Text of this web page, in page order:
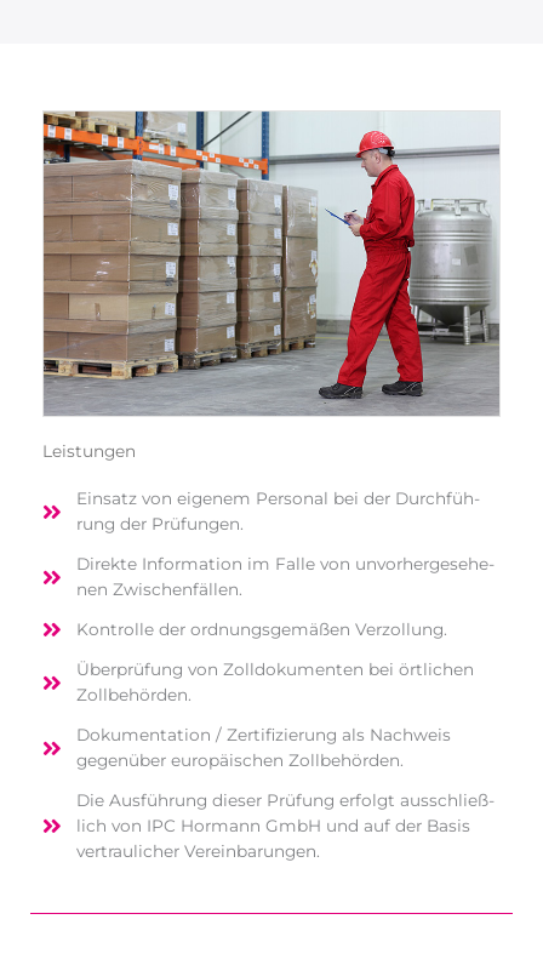
Leis­tun­gen
Ein­satz von eige­nem Per­so­nal bei der Durch­füh­
rung der Prüfungen.
Direk­te Infor­ma­ti­on im Fal­le von unvor­her­ge­se­he­
nen Zwischenfällen.
Kon­trol­le der ord­nungs­ge­mä­ßen Verzollung.
Über­prü­fung von Zoll­do­ku­men­ten bei ört­li­chen
Zollbehörden.
Doku­men­ta­ti­on / Zer­ti­fi­zie­rung als Nach­weis
gegen­über euro­päi­schen Zollbehörden.
Die Aus­füh­rung die­ser Prü­fung erfolgt aus­schließ­
lich von IPC Hor­mann GmbH und auf der Basis
ver­trau­li­cher Vereinbarungen.